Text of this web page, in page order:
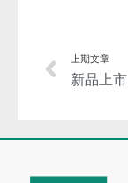
上期文章